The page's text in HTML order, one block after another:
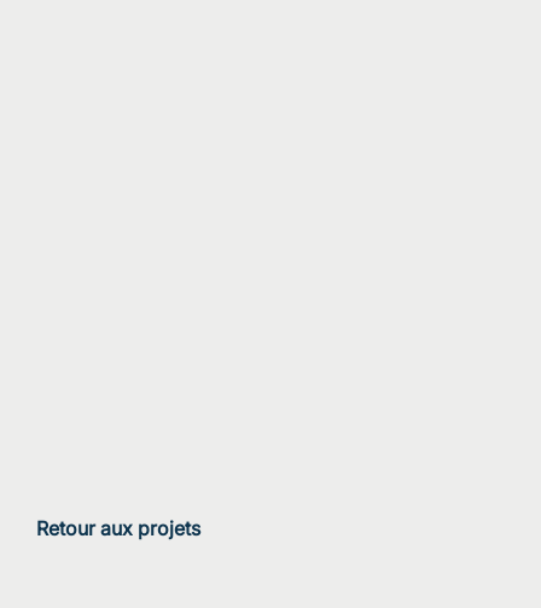
Retour aux projets